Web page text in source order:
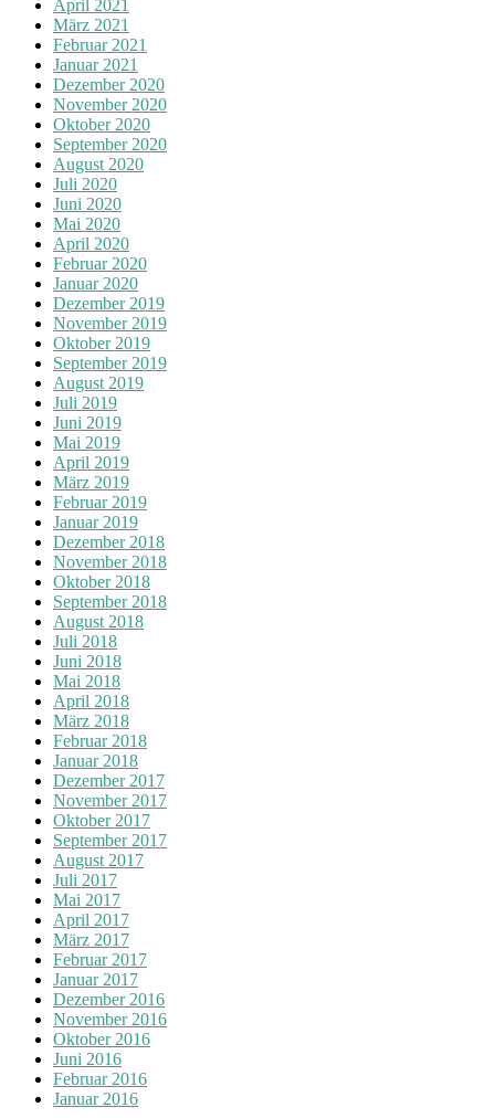
April 2021
März 2021
Februar 2021
Januar 2021
Dezember 2020
November 2020
Oktober 2020
September 2020
August 2020
Juli 2020
Juni 2020
Mai 2020
April 2020
Februar 2020
Januar 2020
Dezember 2019
November 2019
Oktober 2019
September 2019
August 2019
Juli 2019
Juni 2019
Mai 2019
April 2019
März 2019
Februar 2019
Januar 2019
Dezember 2018
November 2018
Oktober 2018
September 2018
August 2018
Juli 2018
Juni 2018
Mai 2018
April 2018
März 2018
Februar 2018
Januar 2018
Dezember 2017
November 2017
Oktober 2017
September 2017
August 2017
Juli 2017
Mai 2017
April 2017
März 2017
Februar 2017
Januar 2017
Dezember 2016
November 2016
Oktober 2016
Juni 2016
Februar 2016
Januar 2016